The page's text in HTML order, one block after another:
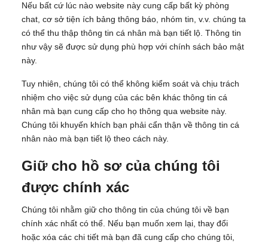
Nếu bất cứ lúc nào website này cung cấp bất kỳ phòng
chat, cơ sở tiện ích bảng thông báo, nhóm tin, v.v. chúng ta
có thể thu thập thông tin cá nhân mà bạn tiết lộ. Thông tin
như vậy sẽ được sử dụng phù hợp với chính sách bảo mật
này.
Tuy nhiên, chúng tôi có thể không kiểm soát và chịu trách
nhiệm cho việc sử dụng của các bên khác thông tin cá
nhân mà bạn cung cấp cho họ thông qua website này.
Chúng tôi khuyến khích bạn phải cẩn thận về thông tin cá
nhân nào mà bạn tiết lộ theo cách này.
Giữ cho hồ sơ của chúng tôi
được chính xác
Chúng tôi nhằm giữ cho thông tin của chúng tôi về bạn
chính xác nhất có thể. Nếu bạn muốn xem lại, thay đổi
hoặc xóa các chi tiết mà bạn đã cung cấp cho chúng tôi,